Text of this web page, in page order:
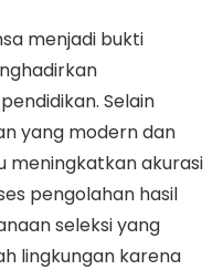
menjadi bukti
Selain
yang modern dan
meningkatkan akurasi
pengolahan hasil
seleksi yang
lingkungan karena